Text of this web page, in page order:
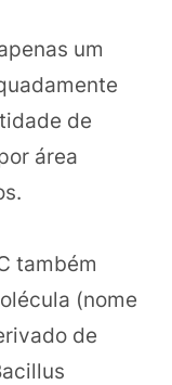
um
de
área
também
(nome
de